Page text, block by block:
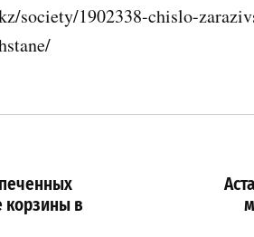
society/1902338-chislo-
корзины в